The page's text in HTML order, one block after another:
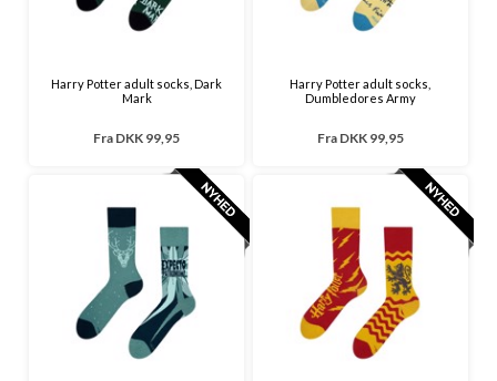
Harry Potter adult socks, Dark
Mark
Fra DKK 99,95
Harry Potter adult socks,
Dumbledores Army
Fra DKK 99,95